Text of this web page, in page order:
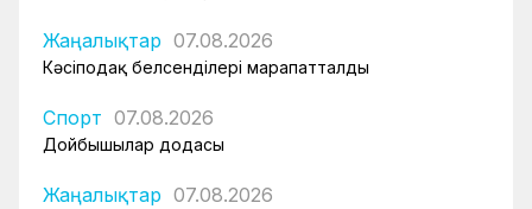
Жаңалықтар 07.08.2026
Кәсіподақ белсенділері марапатталды
Спорт 07.08.2026
Дойбышылар додасы
Жаңалықтар 07.08.2026